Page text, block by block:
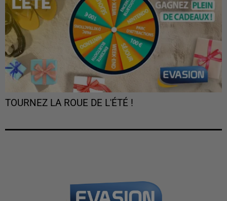
TOURNEZ LA ROUE DE L'ÉTÉ !